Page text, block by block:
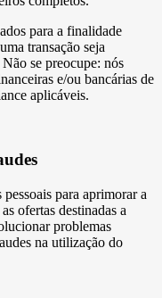
para a finalidade
transação seja
se preocupe: nós
e/ou bancárias de
aplicáveis.
para aprimorar a
ofertas destinadas a
problemas
na utilização do